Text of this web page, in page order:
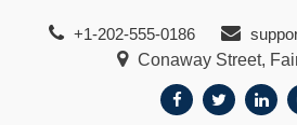
+1-202-555-0186
Conaway Street,